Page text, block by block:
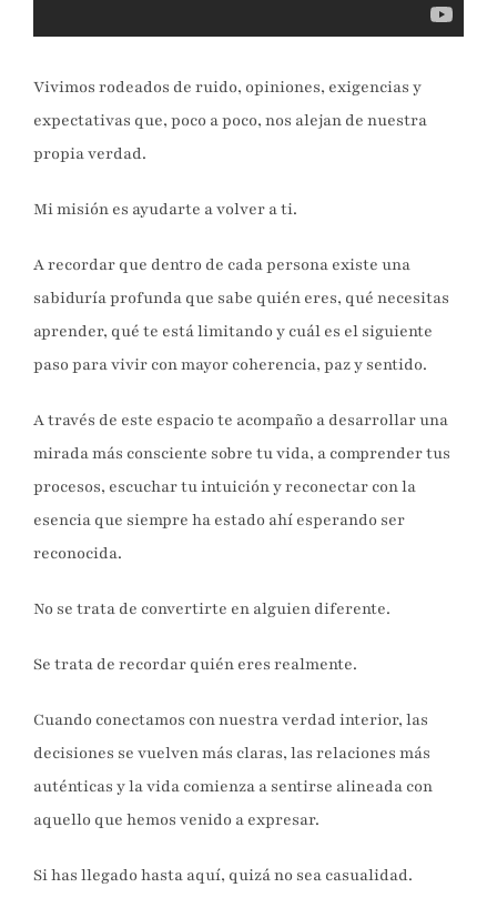
Vivimos rodeados de ruido, opiniones, exigencias y
expectativas que, poco a poco, nos alejan de nuestra
propia verdad.
Mi misión es ayudarte a volver a ti.
A recordar que dentro de cada persona existe una
sabiduría profunda que sabe quién eres, qué necesitas
aprender, qué te está limitando y cuál es el siguiente
paso para vivir con mayor coherencia, paz y sentido.
A través de este espacio te acompaño a desarrollar una
mirada más consciente sobre tu vida, a comprender tus
procesos, escuchar tu intuición y reconectar con la
esencia que siempre ha estado ahí esperando ser
reconocida.
No se trata de convertirte en alguien diferente.
Se trata de recordar quién eres realmente.
Cuando conectamos con nuestra verdad interior, las
decisiones se vuelven más claras, las relaciones más
auténticas y la vida comienza a sentirse alineada con
aquello que hemos venido a expresar.
Si has llegado hasta aquí, quizá no sea casualidad.